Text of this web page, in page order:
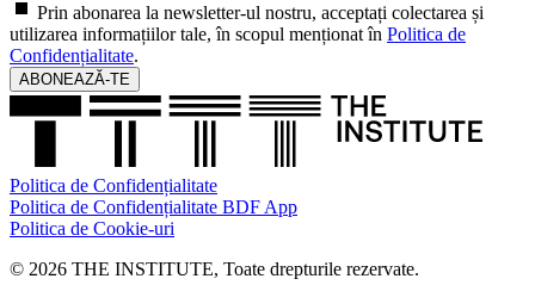
Prin abonarea la newsletter-ul nostru, acceptați colectarea și
utilizarea informațiilor tale, în scopul menționat în Politica de
Confidențialitate.
ABONEAZĂ-TE
Politica de Confidențialitate
Politica de Confidențialitate BDF App
Politica de Cookie-uri
© 2026 THE INSTITUTE, Toate drepturile rezervate.